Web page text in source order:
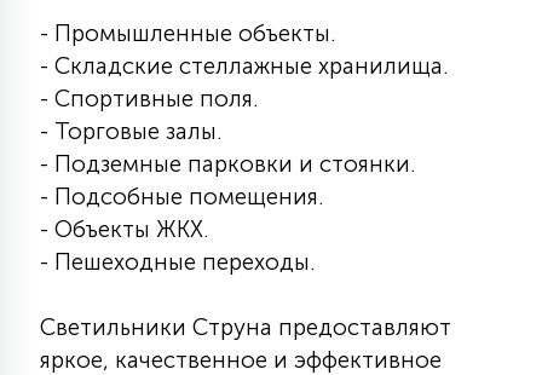
- Промышленные объекты.
- Складские стеллажные хранилища.
- Спортивные поля.
- Торговые залы.
- Подземные парковки и стоянки.
- Подсобные помещения.
- Объекты ЖКХ.
- Пешеходные переходы.
Светильники Струна предоставляют
яркое, качественное и эффективное